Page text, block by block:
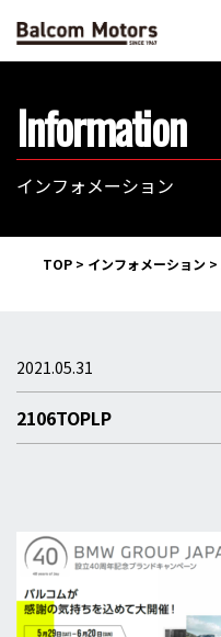
Information
インフォメーション
TOP > インフォメーション >
2021.05.31
2106TOPLP